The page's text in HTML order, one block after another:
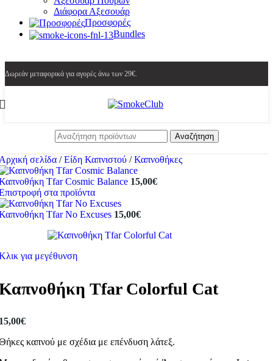
Διάφορα Αξεσουάρ
Προσφορές
Bundles
Δωρεάν μεταφορικά για αγορές άνω των 29€.
Αναζήτηση
σελίδα / Είδη Καπνιστού / Καπνοθήκες
Tfar Cosmic Balance 15,00€
στα προϊόντα
Tfar No Excuses 15,00€
για μεγέθυνση
Tfar Colorful Cat
€
καπνού με σχέδια με επένδυση λάτεξ.